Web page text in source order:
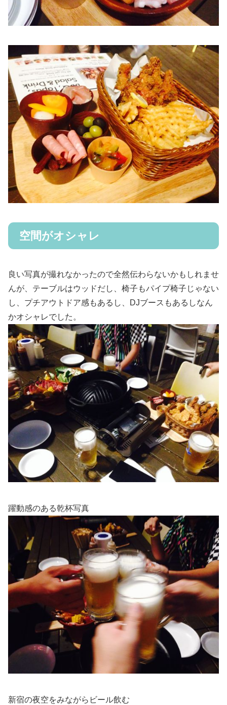
空間がオシャレ
良い写真が撮れなかったので全然伝わらないかもしれませ
んが、テーブルはウッドだし、椅子もパイプ椅子じゃない
し、プチアウトドア感もあるし、DJブースもあるしなん
かオシャレでした。
躍動感のある乾杯写真
新宿の夜空をみながらビール飲む